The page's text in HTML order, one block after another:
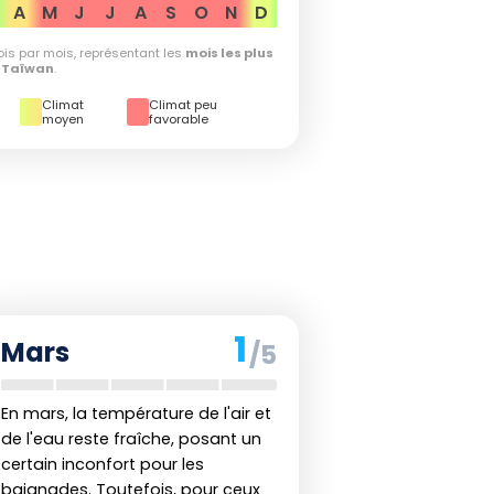
A M J J A S O N D
par mois, représentant les mois les plus
.
Climat
moyen
Climat peu
favorable
Mars 1/5
En mars, la température de l'air et
de l'eau reste fraîche, posant un
certain inconfort pour les